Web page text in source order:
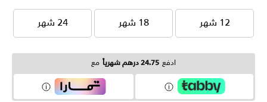
12 شهر 12 شهر 18 شهر 18 شهر 24 شهر 24 شهر
ادفع 24.75 درهم شهرياً مع